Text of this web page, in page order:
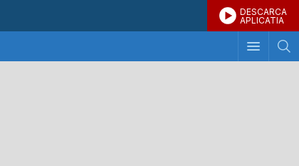
DESCARCA
APLICATIA